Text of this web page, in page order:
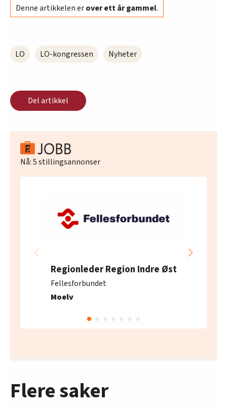
oversikten lengre ned på denne siden.
Denne artikkelen erover ett år gammel.
LO LO-kongressen Nyheter
Del artikkel
Nå:5stillingsannonser
Regionleder Region Indre Øst
Fellesforbundet
Moelv
Flere saker